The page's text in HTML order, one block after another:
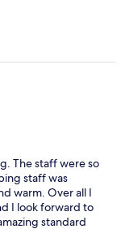
The staff were so
staff was
warm. Over all I
I look forward to
standard